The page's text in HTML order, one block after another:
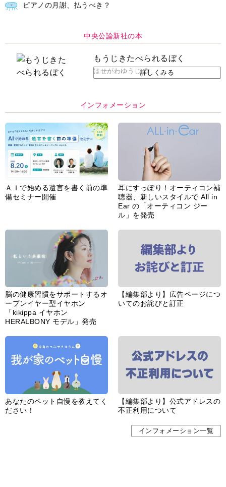
ピアノの月謝、払うべき？
中央公論新社の本
もうじきたべられるぼく
はせがわゆうじ 作詳しくみる
インフォメーション
ＡＩで始める遺言を書く前の準
備セミナー開催
耳にすっぽり！オーティコン補
聴器、新しいスタイルで All in
Ear の「オーティコン ジー
ル」を発売
脳の健康習慣をサポートするオ
ープンイヤー型イヤホン
「kikippa イヤホン
HERALBONY モデル」発売
【編集部より】広告ページにつ
いてのお詫びと訂正
あなたのペット自慢を教えてく
ださい！
【編集部より】公式アドレスの
不正利用について
インフォメーション一覧